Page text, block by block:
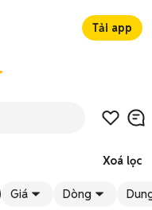
Tải app
Xoá lọc
Giá Dòng